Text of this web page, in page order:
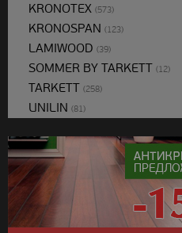
KRONOTEX (573)
KRONOSPAN (123)
LAMIWOOD (39)
SOMMER BY TARKETT (12)
TARKETT (258)
UNILIN (81)